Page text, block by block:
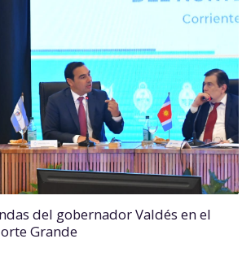
del gobernador Valdés en el
Grande